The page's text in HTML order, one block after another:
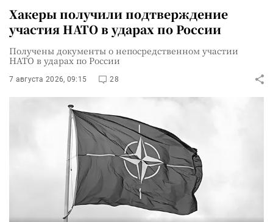
Хакеры получили подтверждение
участия НАТО в ударах по России
Получены документы о непосредственном участии
НАТО в ударах по России
7 августа 2026, 09:15 28